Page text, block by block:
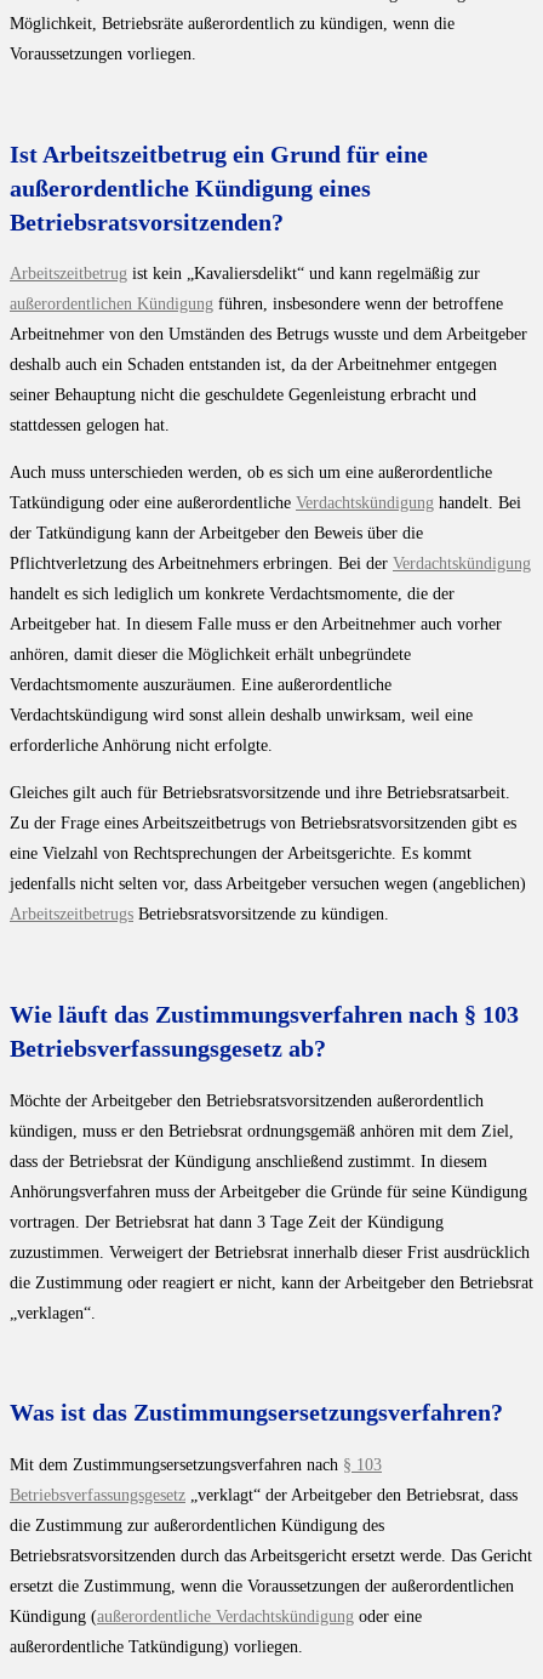
Möglichkeit, Betriebsräte außerordentlich zu kündigen, wenn die
Voraussetzungen vorliegen.
Ist Arbeitszeitbetrug ein Grund für eine
außerordentliche Kündigung eines
Betriebsratsvorsitzenden?
Arbeitszeitbetrug ist kein „Kavaliersdelikt“ und kann regelmäßig zur
außerordentlichen Kündigung führen, insbesondere wenn der betroffene
Arbeitnehmer von den Umständen des Betrugs wusste und dem Arbeitgeber
deshalb auch ein Schaden entstanden ist, da der Arbeitnehmer entgegen
seiner Behauptung nicht die geschuldete Gegenleistung erbracht und
stattdessen gelogen hat.
Auch muss unterschieden werden, ob es sich um eine außerordentliche
Tatkündigung oder eine außerordentliche Verdachtskündigung handelt. Bei
der Tatkündigung kann der Arbeitgeber den Beweis über die
Pflichtverletzung des Arbeitnehmers erbringen. Bei der Verdachtskündigung
handelt es sich lediglich um konkrete Verdachtsmomente, die der
Arbeitgeber hat. In diesem Falle muss er den Arbeitnehmer auch vorher
anhören, damit dieser die Möglichkeit erhält unbegründete
Verdachtsmomente auszuräumen. Eine außerordentliche
Verdachtskündigung wird sonst allein deshalb unwirksam, weil eine
erforderliche Anhörung nicht erfolgte.
Gleiches gilt auch für Betriebsratsvorsitzende und ihre Betriebsratsarbeit.
Zu der Frage eines Arbeitszeitbetrugs von Betriebsratsvorsitzenden gibt es
eine Vielzahl von Rechtsprechungen der Arbeitsgerichte. Es kommt
jedenfalls nicht selten vor, dass Arbeitgeber versuchen wegen (angeblichen)
Arbeitszeitbetrugs Betriebsratsvorsitzende zu kündigen.
Wie läuft das Zustimmungsverfahren nach § 103
Betriebsverfassungsgesetz ab?
Möchte der Arbeitgeber den Betriebsratsvorsitzenden außerordentlich
kündigen, muss er den Betriebsrat ordnungsgemäß anhören mit dem Ziel,
dass der Betriebsrat der Kündigung anschließend zustimmt. In diesem
Anhörungsverfahren muss der Arbeitgeber die Gründe für seine Kündigung
vortragen. Der Betriebsrat hat dann 3 Tage Zeit der Kündigung
zuzustimmen. Verweigert der Betriebsrat innerhalb dieser Frist ausdrücklich
die Zustimmung oder reagiert er nicht, kann der Arbeitgeber den Betriebsrat
„verklagen“.
Was ist das Zustimmungsersetzungsverfahren?
Mit dem Zustimmungsersetzungsverfahren nach § 103
Betriebsverfassungsgesetz „verklagt“ der Arbeitgeber den Betriebsrat, dass
die Zustimmung zur außerordentlichen Kündigung des
Betriebsratsvorsitzenden durch das Arbeitsgericht ersetzt werde. Das Gericht
ersetzt die Zustimmung, wenn die Voraussetzungen der außerordentlichen
Kündigung (außerordentliche Verdachtskündigung oder eine
außerordentliche Tatkündigung) vorliegen.